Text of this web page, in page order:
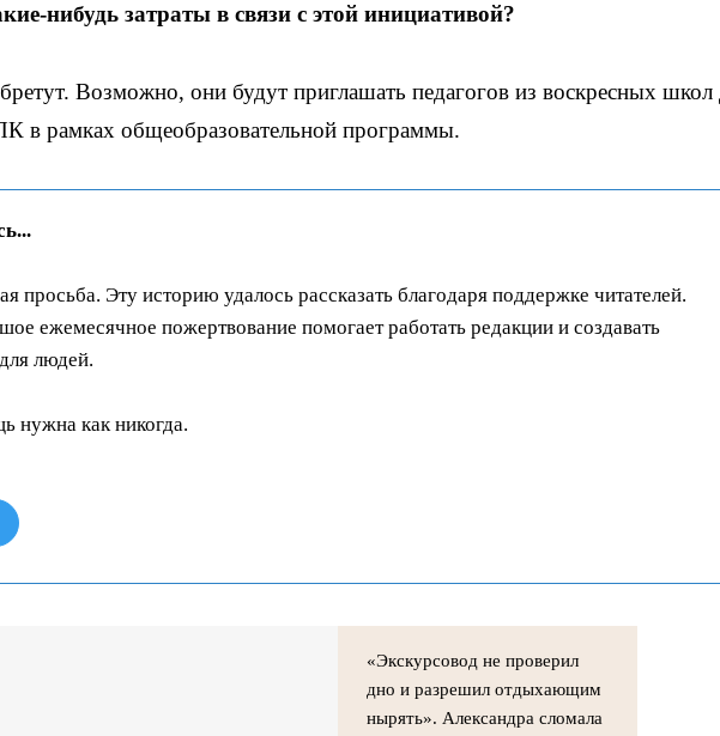
нибудь затраты в связи с этой инициативой?
Возможно, они будут приглашать педагогов из воскресных школ
в рамках общеобразовательной программы.
просьба. Эту историю удалось рассказать благодаря поддержке читателей.
ежемесячное пожертвование помогает работать редакции и создавать
людей.
нужна как никогда.
«Экскурсовод не проверил
дно и разрешил отдыхающим
нырять». Александра сломала